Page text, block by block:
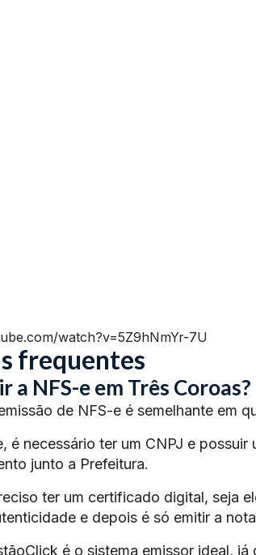
watch?v=5Z9hNmYr-7U
frequentes
a NFS-e em Três Coroas?
de NFS-e é semelhante em
é necessário ter um CNPJ e
junto a Prefeitura.
ter um certificado digital, seja
e depois é só emitir a
é o sistema emissor ideal,